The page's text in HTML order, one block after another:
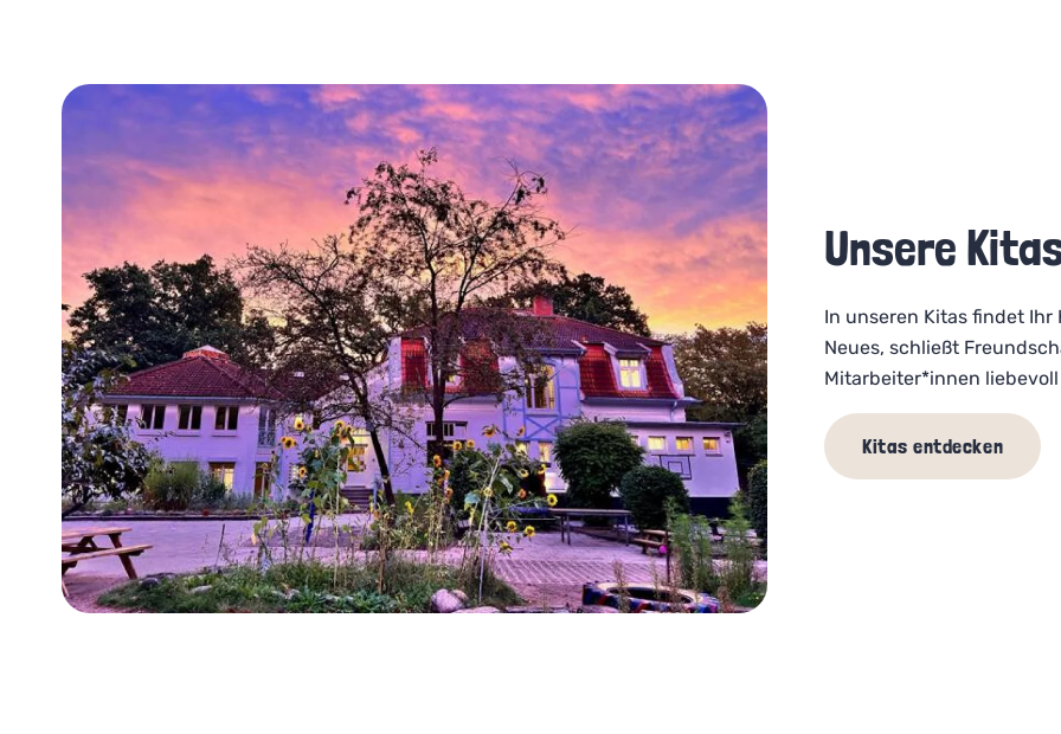
Unsere
In unseren Kitas findet
Neues, schließt
Mitarbeiter*innen
Kitas entdecken